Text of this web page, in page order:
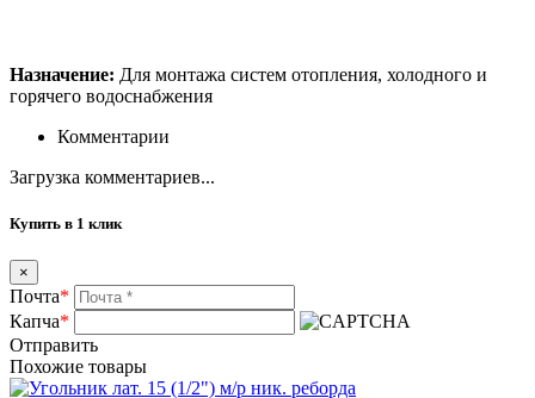
Назначение: Для монтажа систем отопления, холодного и
горячего водоснабжения
Комментарии
Загрузка комментариев...
Купить в 1 клик
×
Почта*
Капча*
Отправить
Похожие товары